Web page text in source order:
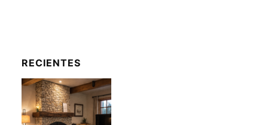
RECIENTES